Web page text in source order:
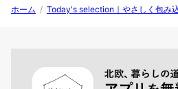
ホーム / Today's selection｜やさしく包み